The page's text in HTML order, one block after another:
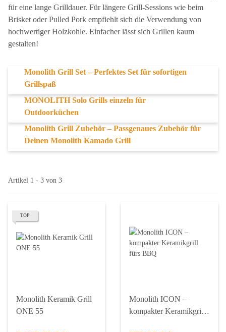
für eine lange Grilldauer. Für längere Grill-Sessions wie beim
Brisket oder Pulled Pork empfiehlt sich die Verwendung von
hochwertiger Holzkohle. Einfacher lässt sich Grillen kaum
gestalten!
Monolith Grill Set – Perfektes Set für sofortigen
Grillspaß
MONOLITH Solo Grills einzeln für
Outdoorküchen
Monolith Grill Zubehör – Passgenaues Zubehör für
Deinen Monolith Kamado Grill
Artikel 1 - 3 von 3
TOP
Monolith Keramik Grill
ONE 55
Monolith ICON –
kompakter Keramikgrill